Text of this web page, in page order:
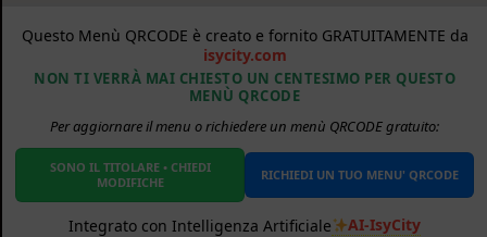
Questo Menù QRCODE è creato e fornito GRATUITAMENTE da
isycity.com
NON TI VERRÀ MAI CHIESTO UN CENTESIMO PER QUESTO
MENÙ QRCODE
Per aggiornare il menu o richiedere un menù QRCODE gratuito:
SONO IL TITOLARE • CHIEDI
MODIFICHE
RICHIEDI UN TUO MENU' QRCODE
Integrato con Intelligenza Artificiale AI-IsyCity